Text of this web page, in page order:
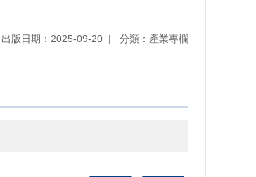
出版日期：2025-09-20 分類：產業專欄